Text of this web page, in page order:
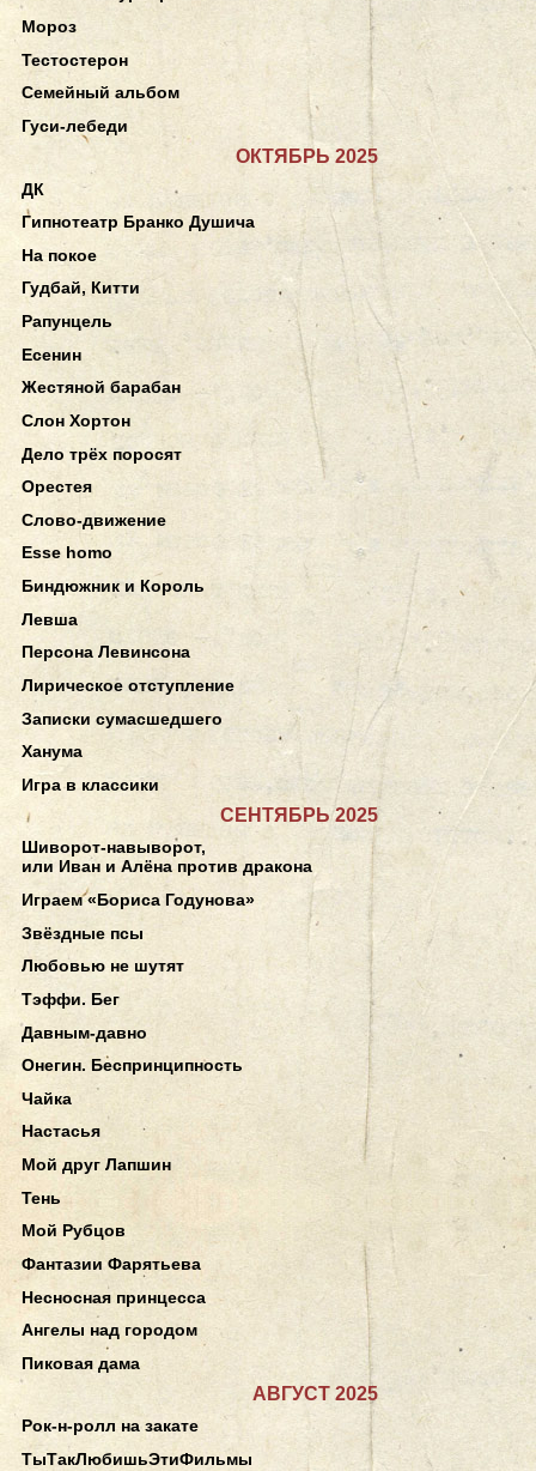
Мороз
Тестостерон
Семейный альбом
Гуси-лебеди
ОКТЯБРЬ 2025
ДК
Гипнотеатр Бранко Душича
На покое
Гудбай, Китти
Рапунцель
Есенин
Жестяной барабан
Слон Хортон
Дело трёх поросят
Орестея
Слово-движение
Esse homo
Биндюжник и Король
Левша
Персона Левинсона
Лирическое отступление
Записки сумасшедшего
Ханума
Игра в классики
СЕНТЯБРЬ 2025
Шиворот-навыворот,
или Иван и Алёна против дракона
Играем «Бориса Годунова»
Звёздные псы
Любовью не шутят
Тэффи. Бег
Давным-давно
Онегин. Беспринципность
Чайка
Настасья
Мой друг Лапшин
Тень
Мой Рубцов
Фантазии Фарятьева
Несносная принцесса
Ангелы над городом
Пиковая дама
АВГУСТ 2025
Рок-н-ролл на закате
ТыТакЛюбишьЭтиФильмы